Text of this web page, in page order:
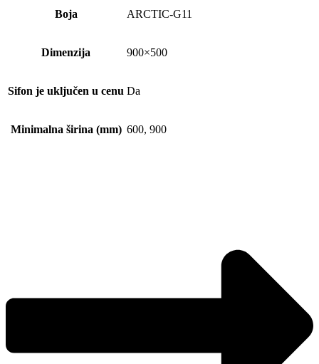
Boja ARCTIC-G11
Dimenzija 900×500
Sifon je uključen u cenu Da
Minimalna širina (mm) 600, 900